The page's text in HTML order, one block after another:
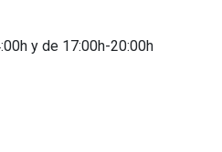
y de 17:00h-20:00h